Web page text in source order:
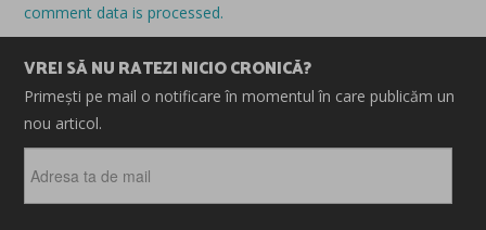
comment data is processed.
VREI SĂ NU RATEZI NICIO CRONICĂ?
Primești pe mail o notificare în momentul în care publicăm un
nou articol.
ta
de